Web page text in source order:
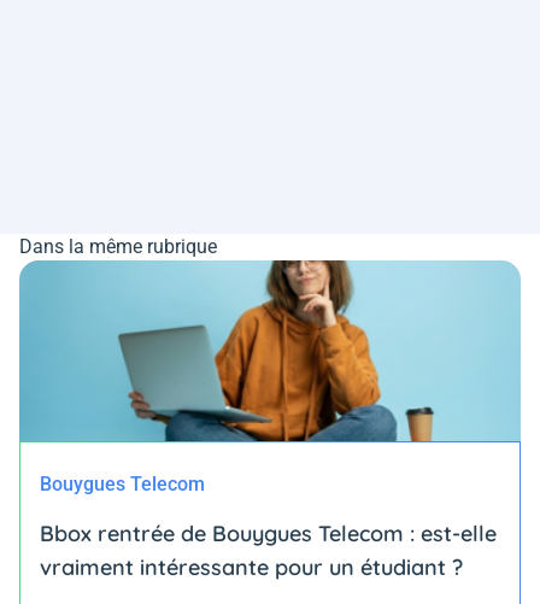
Dans la même rubrique
Bouygues Telecom
Bbox rentrée de Bouygues Telecom : est-elle
vraiment intéressante pour un étudiant ?